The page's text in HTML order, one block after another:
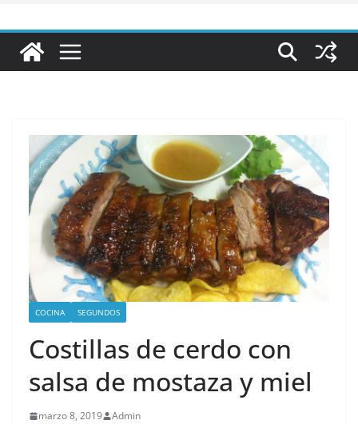
COCINA SEGUNDOS
Costillas de cerdo con
salsa de mostaza y miel
marzo 8, 2019 Admin